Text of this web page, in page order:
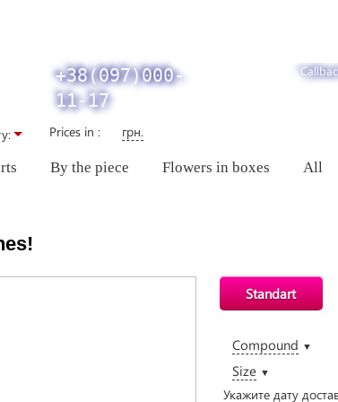
+38(097)000-
11-17
Prices in : грн.
By the piece Flowers in boxes All
Standart
Compound ▼
Size ▼
Укажите дату